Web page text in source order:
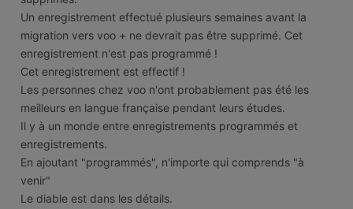
Un enregistrement effectué plusieurs semaines avant la
migration vers voo + ne devrait pas être supprimé. Cet
enregistrement n'est pas programmé !
Cet enregistrement est effectif !
Les personnes chez voo n'ont probablement pas été les
meilleurs en langue française pendant leurs études.
Il y à un monde entre enregistrements programmés et
enregistrements.
En ajoutant "programmés", n'importe qui comprends "à
venir"
Le diable est dans les détails.